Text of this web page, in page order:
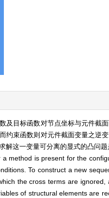
及目标函数对节点坐标与元件截
约束函数则对元件截面变量之逆
解这一变量可分离的显式的凸问
a method is present for the
To construct a new
the cross terms are
of structural elements are